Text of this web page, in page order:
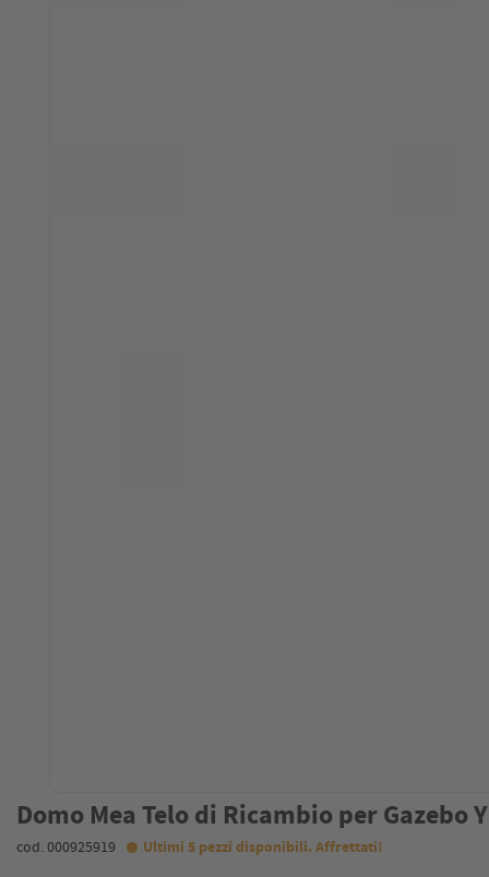
Domo Mea Telo di Ricambio per Gazebo
cod. 000925919 Ultimi 5 pezzi disponibili. Affrettati!